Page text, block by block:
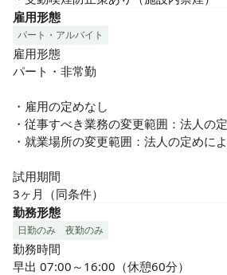
雇用形態
パート・アルバイト
雇用形態
パート・非常勤
・雇用の定めなし
・従事すべき業務の変更範囲：法人の
・就業場所の変更範囲：法人の定めに
試用期間
3ヶ月（同条件）
勤務形態
日勤のみ 夜勤のみ
勤務時間
早出 07:00～16:00（休憩60分）